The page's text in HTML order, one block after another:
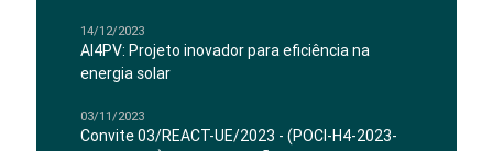
14/12/2023
AI4PV: Projeto inovador para eficiência na
energia solar
03/11/2023
Convite 03/REACT-UE/2023 - (POCI-H4-2023-